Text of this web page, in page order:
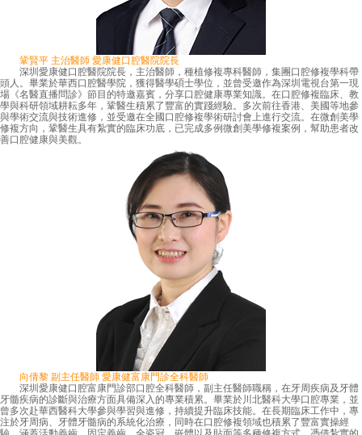
鞏賢平 主治醫師 愛康健口腔醫院院長
深圳愛康健口腔醫院院長，主治醫師，種植修複專科醫師，集團口腔修複學科帶
頭人。畢業於華西口腔醫學院，獲得醫學碩士學位，並曾受邀作為深圳電視台第一現
場《名醫直播問診》節目的特邀嘉賓，分享口腔健康專業知識。在口腔修複臨床、教
學與科研領域耕耘多年，鞏醫生積累了豐富的實踐經驗。多次前往香港、美國等地參
與學術交流與技術進修，並受邀在全國口腔修複學術研討會上進行交流。在微創美學
修複方向，鞏醫生具有紮實的臨床功底，已完成多例微創美學修複案例，幫助患者改
善口腔健康與美觀。
向倩黎 副主任醫師 愛康健富康門診全科醫師
深圳愛康健口腔富康門診部口腔全科醫師，副主任醫師職稱，在牙周疾病及牙體
牙髓疾病的診斷與治療方面具備深入的專業積累。畢業於川北醫科大學口腔專業，並
曾多次赴華西醫科大學參與學習與進修，持續提升臨床技能。在長期臨床工作中，專
注於牙周病、牙體牙髓病的系統化治療，同時在口腔修複領域也積累了豐富實操經